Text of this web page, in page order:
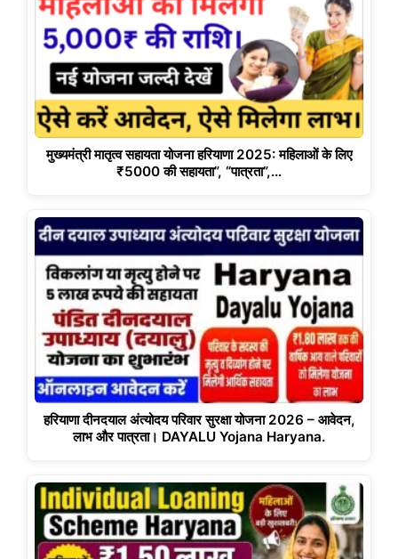
मुख्यमंत्री मातृत्व सहायता योजना हरियाणा 2025: महिलाओं के लिए
₹5000 की सहायता”, “पात्रता”,…
हरियाणा दीनदयाल अंत्योदय परिवार सुरक्षा योजना 2026 – आवेदन,
लाभ और पात्रता। DAYALU Yojana Haryana.